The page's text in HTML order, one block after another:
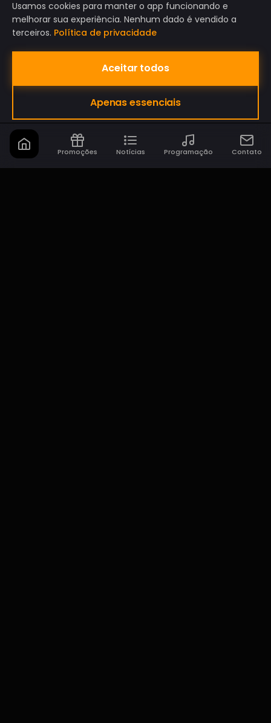
BAND FM POUSO ALEGRE
A SUA RÁDIO DO SEU JEITO!
Usamos cookies para manter o app funcionando e
melhorar sua experiência. Nenhum dado é vendido a
terceiros. Política de privacidade
Aceitar todos
Apenas essenciais
Promoções Notícias Programação Contato